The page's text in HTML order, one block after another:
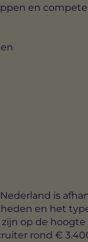
en
is
en het
op de
rond €